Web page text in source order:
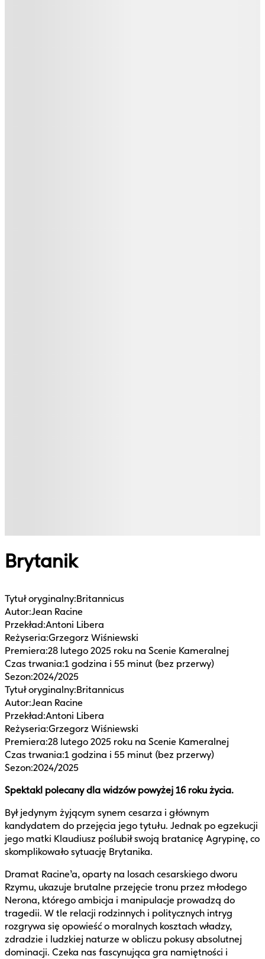
Brytanik
Tytuł oryginalny:Britannicus
Autor:Jean Racine
Przekład:Antoni Libera
Reżyseria:Grzegorz Wiśniewski
Premiera:28 lutego 2025 roku na Scenie Kameralnej
Czas trwania:1 godzina i 55 minut (bez przerwy)
Sezon:2024/2025
Tytuł oryginalny:Britannicus
Autor:Jean Racine
Przekład:Antoni Libera
Reżyseria:Grzegorz Wiśniewski
Premiera:28 lutego 2025 roku na Scenie Kameralnej
Czas trwania:1 godzina i 55 minut (bez przerwy)
Sezon:2024/2025
Spektakl polecany dla widzów powyżej 16 roku życia.
Był jedynym żyjącym synem cesarza i głównym
kandydatem do przejęcia jego tytułu. Jednak po egzekucji
jego matki Klaudiusz poślubił swoją bratanicę Agrypinę, co
skomplikowało sytuację Brytanika.
Dramat Racine’a, oparty na losach cesarskiego dworu
Rzymu, ukazuje brutalne przejęcie tronu przez młodego
Nerona, którego ambicja i manipulacje prowadzą do
tragedii. W tle relacji rodzinnych i politycznych intryg
rozgrywa się opowieść o moralnych kosztach władzy,
zdradzie i ludzkiej naturze w obliczu pokusy absolutnej
dominacji. Czeka nas fascynująca gra namiętności i